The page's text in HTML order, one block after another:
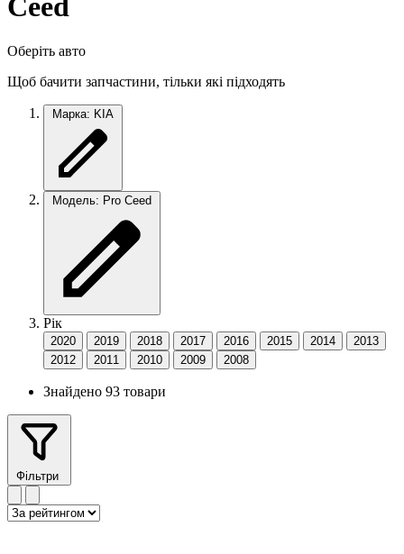
Ceed
Оберіть авто
Щоб бачити запчастини, тільки які підходять
Марка: KIA
Модель: Pro Ceed
Рік
2020 2019 2018 2017 2016 2015 2014
2013
2012
2011 2010 2009 2008
Знайдено 93 товари
Фільтри